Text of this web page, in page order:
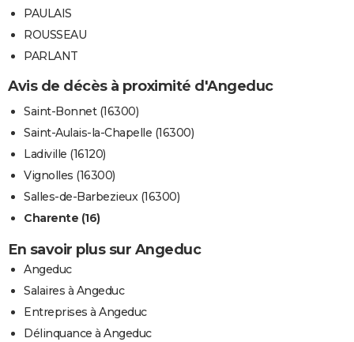
PAULAIS
ROUSSEAU
PARLANT
Avis de décès à proximité d'Angeduc
Saint-Bonnet (16300)
Saint-Aulais-la-Chapelle (16300)
Ladiville (16120)
Vignolles (16300)
Salles-de-Barbezieux (16300)
Charente (16)
En savoir plus sur Angeduc
Angeduc
Salaires à Angeduc
Entreprises à Angeduc
Délinquance à Angeduc